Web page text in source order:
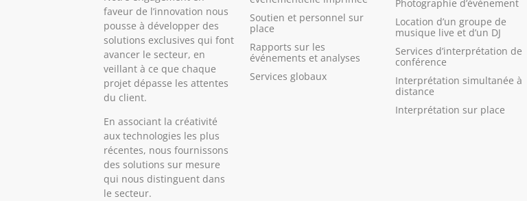
faveur de l’innovation nous
pousse à développer des
solutions exclusives qui font
avancer le secteur, en
veillant à ce que chaque
projet dépasse les attentes
du client.
En associant la créativité
aux technologies les plus
récentes, nous fournissons
des solutions sur mesure
qui nous distinguent dans
le secteur.
Soutien et personnel sur
place
Rapports sur les
événements et analyses
Services globaux
Photographie d’événement
Location d’un groupe de
musique live et d’un DJ
Services d’interprétation de
conférence
Interprétation simultanée à
distance
Interprétation sur place